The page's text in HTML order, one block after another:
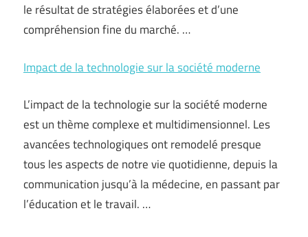
le résultat de stratégies élaborées et d’une
compréhension fine du marché. …
Impact de la technologie sur la société moderne
L’impact de la technologie sur la société moderne
est un thème complexe et multidimensionnel. Les
avancées technologiques ont remodelé presque
tous les aspects de notre vie quotidienne, depuis la
communication jusqu’à la médecine, en passant par
l’éducation et le travail. …